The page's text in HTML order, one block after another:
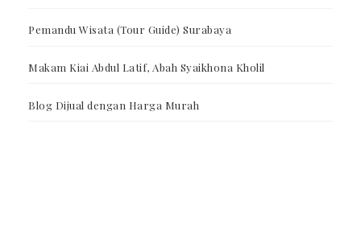
Pemandu Wisata (Tour Guide) Surabaya
Makam Kiai Abdul Latif, Abah Syaikhona Kholil
Blog Dijual dengan Harga Murah